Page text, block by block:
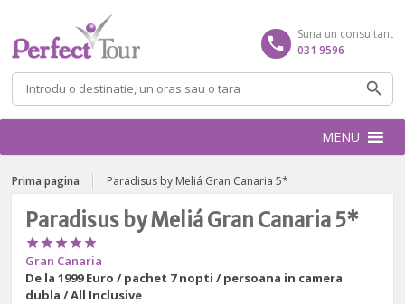
Caută
după:
Suna un consultant
031 9596
MENU
Prima pagina Paradisus by Meliá Gran Canaria 5*
Paradisus by Meliá Gran Canaria 5*

Gran Canaria
De la1999 Euro / pachet 7 nopti / persoana in camera
dubla / All Inclusive